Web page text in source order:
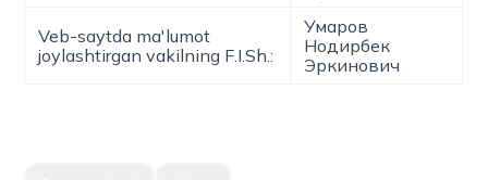
Veb-saytda ma'lumot
joylashtirgan vakilning F.I.Sh.:
Умаров
Нодирбек
Эркинович